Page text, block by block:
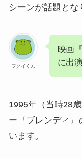
シーンが話題とな
フクイくん
映画
に出
1995年（当時28
ー『ブレンディ』
います。